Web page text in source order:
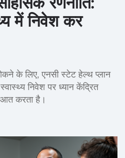
में निवेश कर
के लिए, एनसी स्टेट हेल्थ प्लान
निवेश पर ध्यान केंद्रित
करता है।